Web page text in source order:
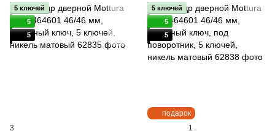
5 ключей
5
5
3
подарок
5 ключей
5
5
1